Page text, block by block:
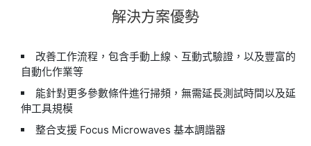
解決方案優勢
改善工作流程，包含手動上線、互動式驗證，以及豐富的
自動化作業等
能針對更多參數條件進行掃頻，無需延長測試時間以及延
伸工具規模
整合支援 Focus Microwaves 基本調諧器